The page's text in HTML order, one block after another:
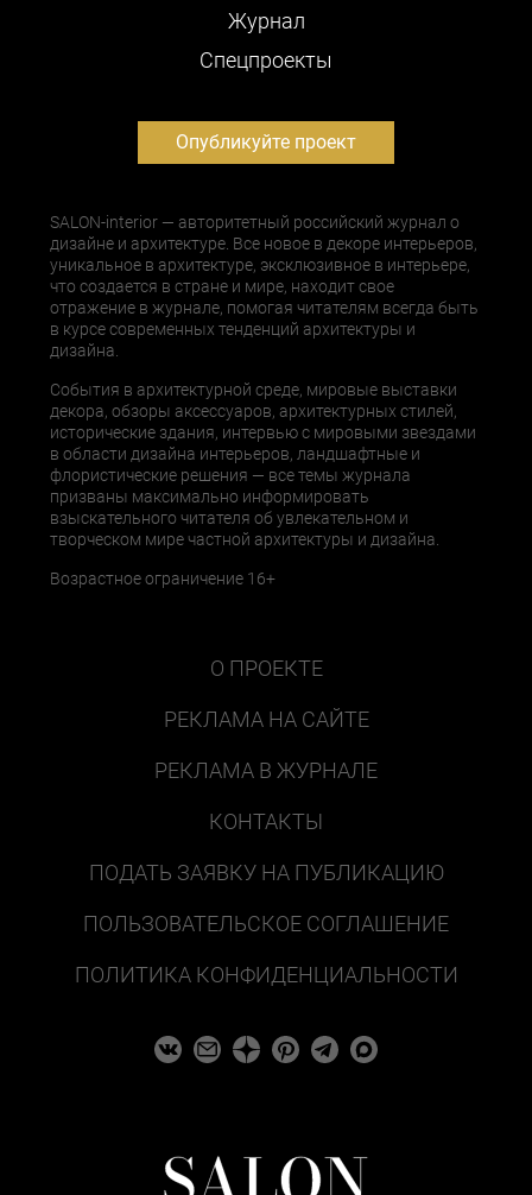
Журнал
Cпецпроекты
Опубликуйте проект
SALON-interior — авторитетный российский журнал о
дизайне и архитектуре. Все новое в декоре интерьеров,
уникальное в архитектуре, эксклюзивное в интерьере,
что создается в стране и мире, находит свое
отражение в журнале, помогая читателям всегда быть
в курсе современных тенденций архитектуры и
дизайна.
События в архитектурной среде, мировые выставки
декора, обзоры аксессуаров, архитектурных стилей,
исторические здания, интервью с мировыми звездами
в области дизайна интерьеров, ландшафтные и
флористические решения — все темы журнала
призваны максимально информировать
взыскательного читателя об увлекательном и
творческом мире частной архитектуры и дизайна.
Возрастное ограничение 16+
О ПРОЕКТЕ
РЕКЛАМА НА САЙТЕ
РЕКЛАМА В ЖУРНАЛЕ
КОНТАКТЫ
ПОДАТЬ ЗАЯВКУ НА ПУБЛИКАЦИЮ
ПОЛЬЗОВАТЕЛЬСКОЕ СОГЛАШЕНИЕ
ПОЛИТИКА КОНФИДЕНЦИАЛЬНОСТИ